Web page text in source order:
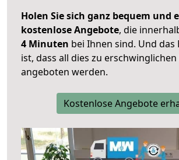
Holen Sie sich ganz bequem und
kostenlose Angebote, die
4 Minuten bei Ihnen sind. Und das
ist, dass all dies zu erschwinglichen
angeboten werden.
Kostenlose Angebote